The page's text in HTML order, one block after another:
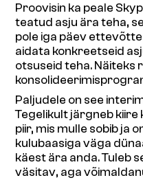
Proovisin ka peale
teatud asju ära teha,
pole iga päev
aidata konkreetseid
otsuseid teha. Näiteks
Paljudele on see
Tegelikult järgneb
piir, mis mulle sobib ja
kulubaasiga väga
käest ära anda. Tuleb
väsitav, aga